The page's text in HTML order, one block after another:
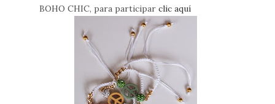
BOHO CHIC, para participar clic aquí